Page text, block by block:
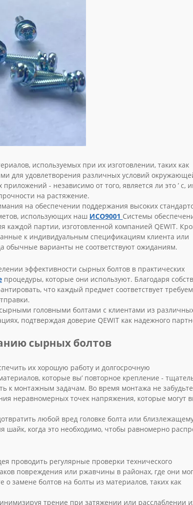
используемых при их изготовлении, таких как
для удовлетворения различных условий
- независимо от того, является ли это ’
на растяжение.
на обеспечении поддержания высоких
использующих наш ИСО9001 Системы
каждой партии, изготовленной компанией QEWIT.
к индивидуальным спецификациям клиента или
обычные варианты не соответствуют ожиданиям.
эффективности сырных болтов в практических
процедуры, которые они используют. Благодаря
что каждый предмет соответствует
головными болтами с клиентами из
подтверждая доверие QEWIT как надежного
сырных болтов
их хорошую работу и долгосрочную
которые вы’ повторное крепление -
к монтажным задачам. Во время монтажа не забудьте
неравномерных точек напряжения, которые могут
любой вред головке болта или
шайк, когда это необходимо, чтобы равномерно
проводить регулярные проверки технического
повреждения или ржавчины в районах, где они
замене болтов на болты из материалов, таких как
трение при затяжении или расслаблении